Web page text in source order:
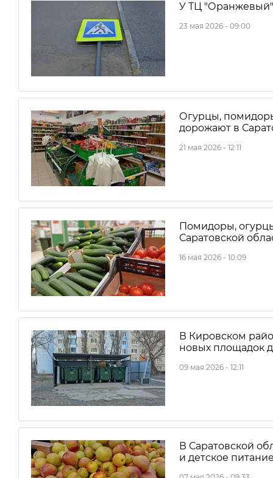
У ТЦ
23 мая 2026 - 09:00
Огурцы,
дорожают в
21 мая 2026 - 12:11
Помидоры,
Саратовской
16 мая 2026 - 10:09
В Кировском
новых площадок
09 мая 2026 - 12:11
В Саратовской
и детское